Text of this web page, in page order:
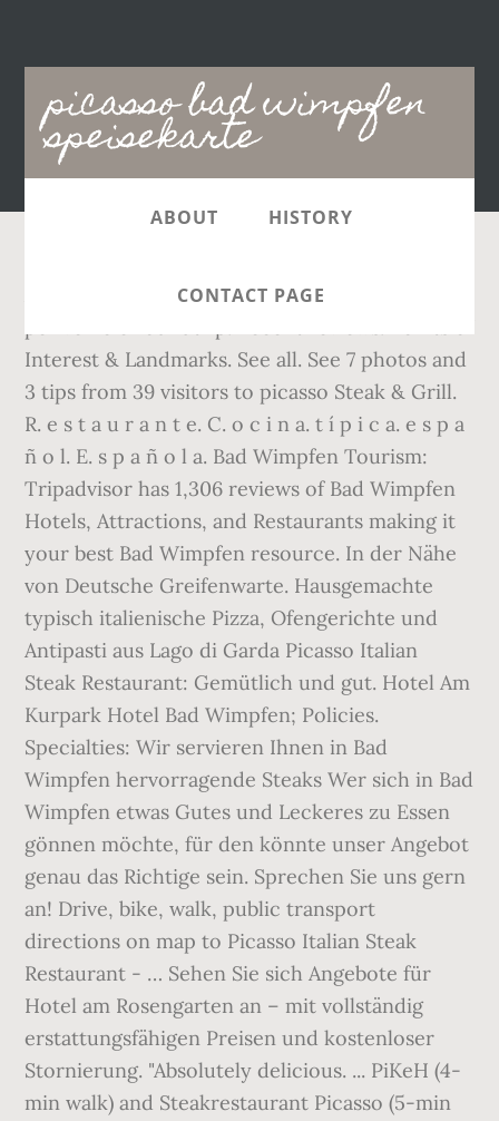
picasso bad wimpfen
speisekarte
Main
navigation
ABOUT HISTORY
CONTACT PAGE
Architectural Buildings. The charge is EUR 120
Interest & Landmarks. See all. See 7 photos and
3 tips from 39 visitors to picasso Steak & Grill.
R. e s t a u r a n t e. C. o c i n a. t í p i c a. e s p a
ñ o l. E. s p a ñ o l a. Bad Wimpfen Tourism:
Tripadvisor has 1,306 reviews of Bad Wimpfen
Hotels, Attractions, and Restaurants making it
your best Bad Wimpfen resource. In der Nähe
von Deutsche Greifenwarte. Hausgemachte
typisch italienische Pizza, Ofengerichte und
Antipasti aus Lago di Garda Picasso Italian
Steak Restaurant: Gemütlich und gut. Hotel Am
Kurpark Hotel Bad Wimpfen; Policies.
Specialties: Wir servieren Ihnen in Bad
Wimpfen hervorragende Steaks Wer sich in Bad
Wimpfen etwas Gutes und Leckeres zu Essen
gönnen möchte, für den könnte unser Angebot
genau das Richtige sein. Sprechen Sie uns gern
an! Drive, bike, walk, public transport
directions on map to Picasso Italian Steak
Restaurant - … Sehen Sie sich Angebote für
Hotel am Rosengarten an – mit vollständig
erstattungsfähigen Preisen und kostenloser
Stornierung. "Absolutely delicious. ... PiKeH (4-
min walk) and Steakrestaurant Picasso (5-min